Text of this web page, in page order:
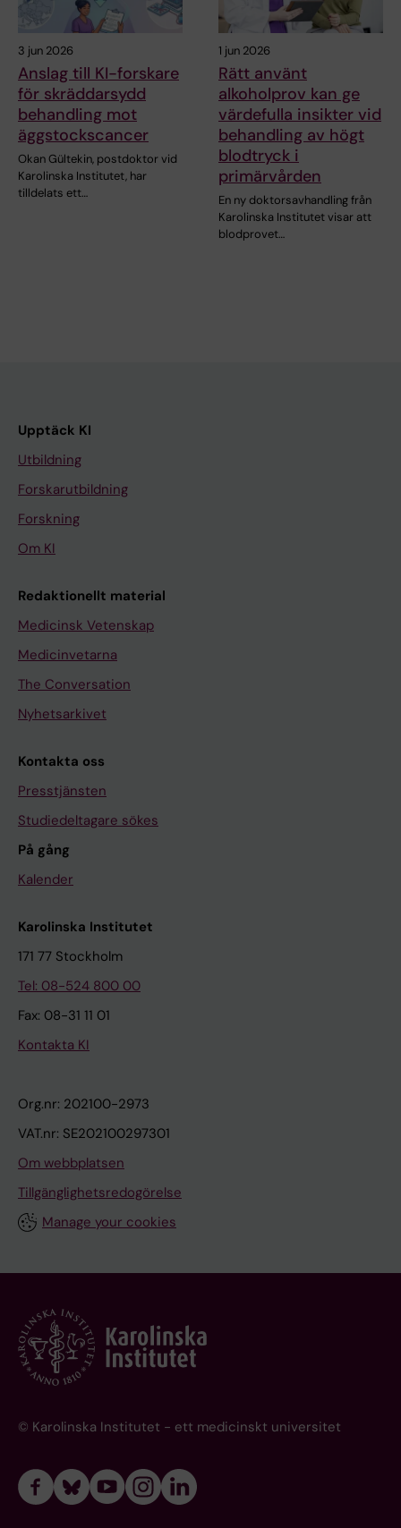
3 jun 2026
Anslag till KI-forskare
för skräddarsydd
behandling mot
äggstockscancer
Okan Gültekin, postdoktor vid
Karolinska Institutet, har
tilldelats ett…
1 jun 2026
Rätt använt
alkoholprov kan ge
värdefulla insikter vid
behandling av högt
blodtryck i
primärvården
En ny doktorsavhandling från
Karolinska Institutet visar att
blodprovet…
Upptäck KI
Utbildning
Forskarutbildning
Forskning
Om KI
Redaktionellt material
Medicinsk Vetenskap
Medicinvetarna
The Conversation
Nyhetsarkivet
Kontakta oss
Presstjänsten
Studiedeltagare sökes
På gång
Kalender
Karolinska Institutet
171 77 Stockholm
Tel: 08-524 800 00
Fax: 08-31 11 01
Kontakta KI
Org.nr: 202100-2973
VAT.nr: SE202100297301
Om webbplatsen
Tillgänglighetsredogörelse
Manage your cookies
© Karolinska Institutet - ett medicinskt universitet